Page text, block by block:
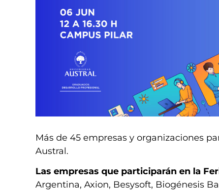
Más de 45 empresas y organizaciones
Austral.
Las empresas que participarán en la
Argentina, Axion, Besysoft, Biogénesis